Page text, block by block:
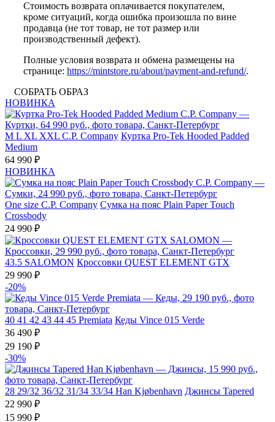
Стоимость возврата оплачивается покупателем,
кроме ситуаций, когда ошибка произошла по вине
продавца (не тот товар, не тот размер или
производственный дефект).
Полные условия возврата и обмена размещены на
странице: https://mintstore.ru/about/payment-and-refund/.
СОБРАТЬ ОБРАЗ
НОВИНКА
M L XL XXL C.P. Company Куртка Pro-Tek Hooded Padded
Medium
64 990 ₽
НОВИНКА
One size C.P. Company Сумка на пояс Plain Paper Touch
Crossbody
24 990 ₽
43.5 SALOMON Кроссовки QUEST ELEMENT GTX
29 990 ₽
-20%
40 41 42 43 44 45 Premiata Кеды Vince 015 Verde
36 490 ₽
29 190 ₽
-30%
28 29/32 36/32 31/34 33/34 Han Kjøbenhavn Джинсы Tapered
22 990 ₽
15 990 ₽